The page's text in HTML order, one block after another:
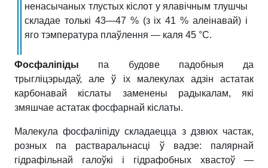
ненасычаных тлустых кіслот у ялавічным тлушчы
складае толькі 43—47 % (з іх 41 % алеінавай) і
яго тэмпература плаўлення — каля 45 °С.
Фосфаліпіды па будове падобныя да
трыгліцэрыдаў, але ў іх малекулах адзін астатак
карбонавай кіслаты заменены радыкалам, які
змяшчае астатак фосфарнай кіслаты.
Малекула фосфаліпіду складаецца з дзвюх частак,
розных па раст­варальнасці ў вадзе: палярнай
гідрафільнай галоўкі і гідрафобных хвастоў —